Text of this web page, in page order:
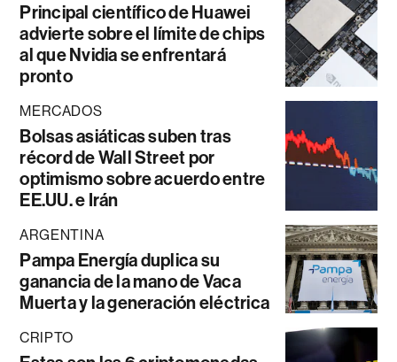
Principal científico de Huawei
advierte sobre el límite de chips
al que Nvidia se enfrentará
pronto
MERCADOS
Bolsas asiáticas suben tras
récord de Wall Street por
optimismo sobre acuerdo entre
EE.UU. e Irán
ARGENTINA
Pampa Energía duplica su
ganancia de la mano de Vaca
Muerta y la generación eléctrica
CRIPTO